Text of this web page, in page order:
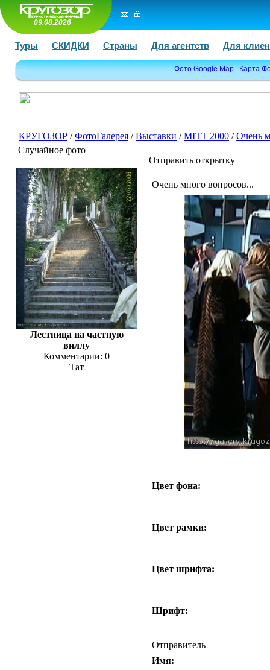
09.08.2026
Туры СКИДКИ Страны Для агентств Для
Фото Google Map Карта
КРУГОЗОР /ФотоГалерея /Выставки /MITT 2000 /Очень
Случайное фото
Лестница на частную
виллу
Комментарии: 0
Тат
Отправить открытку
Очень много вопросов...
Цвет фона:
Цвет рамки:
Цвет шрифта:
Шрифт:
Отправитель
Имя: